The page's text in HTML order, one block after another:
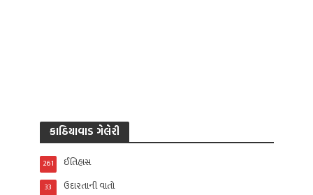
કાઠિયાવાડ ગેલેરી
ઈતિહાસ
261
ઉદારતાની વાતો
33